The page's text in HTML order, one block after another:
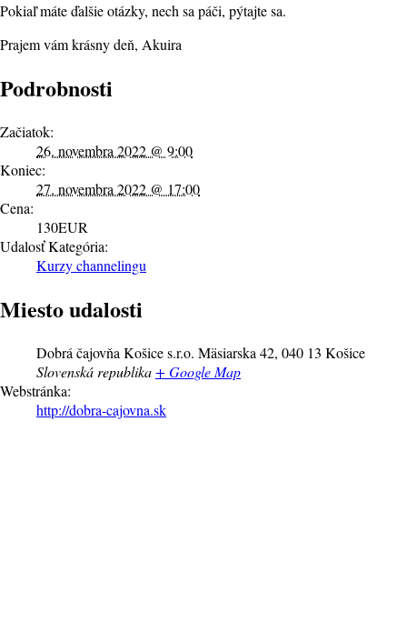
Pokiaľ máte ďalšie otázky, nech sa páči, pýtajte sa.
Prajem vám krásny deň, Akuira
Podrobnosti
Začiatok:
26. novembra 2022 @ 9:00
Koniec:
27. novembra 2022 @ 17:00
Cena:
130EUR
Udalosť Kategória:
Kurzy channelingu
Miesto udalosti
Dobrá čajovňa Košice s.r.o. Mäsiarska 42, 040 13 Košice
Slovenská republika+ Google Map
Webstránka:
http://dobra-cajovna.sk